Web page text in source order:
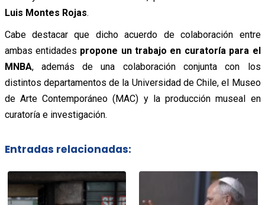
Luis Montes Rojas.
Cabe destacar que dicho acuerdo de colaboración entre
ambas entidades propone un trabajo en curatoría para el
MNBA, además de una colaboración conjunta con los
distintos departamentos de la Universidad de Chile, el Museo
de Arte Contemporáneo (MAC) y la producción museal en
curatoría e investigación.
Entradas relacionadas: